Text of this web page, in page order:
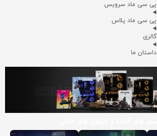
پی سی ماد سرویس
پی سی ماد پلاس
گالری
داستان ما